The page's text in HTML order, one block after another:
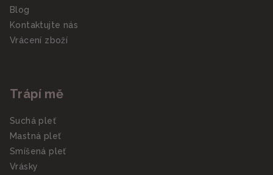
Blog
Kontaktujte nás
Vrácení zboží
Trápí mě
Suchá pleť
Mastná pleť
Smíšená pleť
Vrásky